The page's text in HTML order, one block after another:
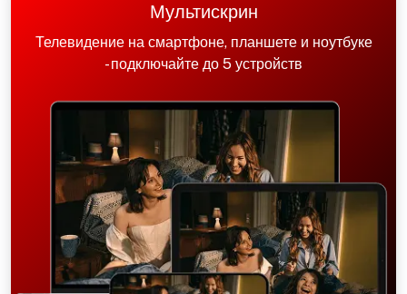
Мультискрин
Телевидение на смартфоне, планшете и ноутбуке
- подключайте до 5 устройств